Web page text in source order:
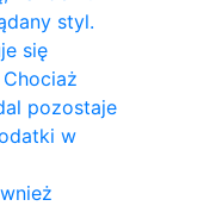
styl.
się
pozostaje
w